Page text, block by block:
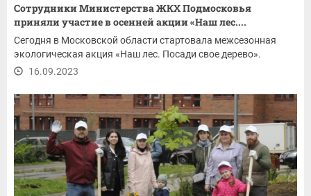
Сотрудники Министерства ЖКХ Подмосковья
приняли участие в осенней акции «Наш лес....
Сегодня в Московской области стартовала межсезонная
экологическая акция «Наш лес. Посади свое дерево».
16.09.2023